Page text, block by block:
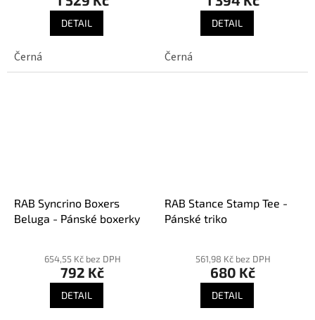
DETAIL
Černá
DETAIL
Černá
RAB Syncrino Boxers
Beluga - Pánské boxerky
654,55 Kč bez DPH
792 Kč
DETAIL
RAB Stance Stamp Tee -
Pánské triko
hodnocení561,98 Kč bez DPH
680 Kč
DETAIL